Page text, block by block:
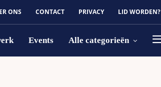
ONS CONTACT PRIVACY LID WORDEN?
Events Alle categorieën